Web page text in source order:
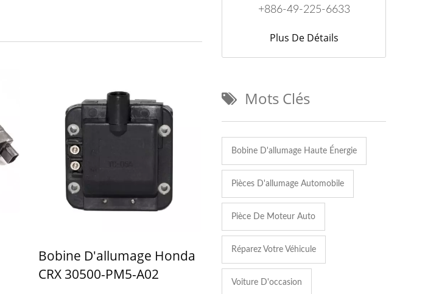
Bobine D'allumage Honda
CRX 30500-PM5-A02
+886-49-225-6633
Plus De Détails
Mots Clés
Bobine D'allumage Haute Énergie
Pièces D'allumage Automobile
Pièce De Moteur Auto
Réparez Votre Véhicule
Voiture D'occasion